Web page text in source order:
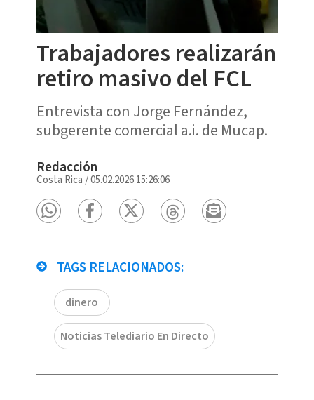
Trabajadores realizarán
retiro masivo del FCL
Entrevista con Jorge Fernández,
subgerente comercial a.i. de Mucap.
Redacción
Costa Rica /05.02.2026 15:26:06
TAGS RELACIONADOS:
dinero
Noticias Telediario En Directo